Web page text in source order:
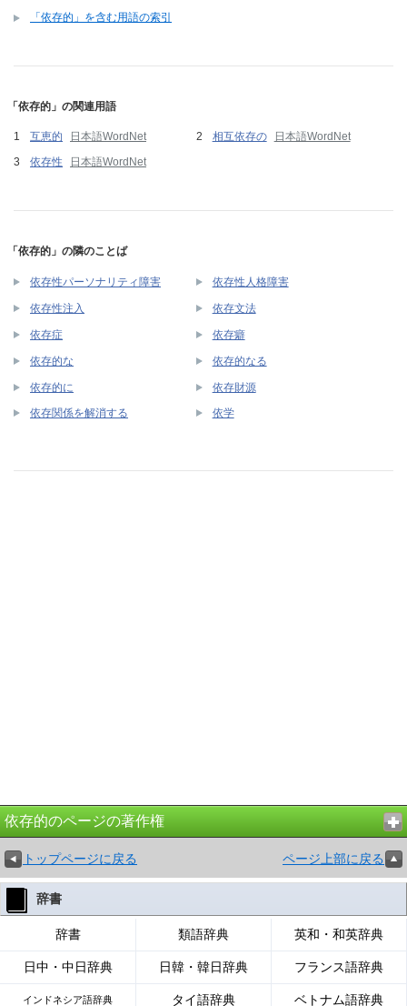
「依存的」を含む用語の索引
「依存的」の関連用語
互恵的 日本語WordNet 相互依存の
日本語WordNet
依存性
日本語WordNet
「依存的」の隣のことば
依存性パーソナリティ障害 依存性人格障害
依存性注入 依存文法
依存症 依存癖
依存的な 依存的なる
依存的に 依存財源
依存関係を解消する 依学
依存的のページの著作権
トップページに戻る ページ上部に戻る
辞書
辞書 類語辞典 英和・和英辞典
日中・中日辞典 日韓・韓日辞典 フランス語辞典
インドネシア語辞典 タイ語辞典 ベトナム語辞典